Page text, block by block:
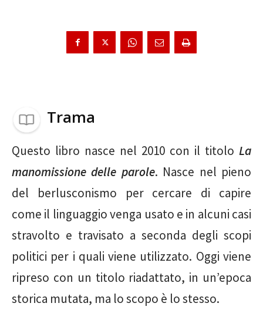
Trama
Questo libro nasce nel 2010 con il titolo La
manomissione delle parole. Nasce nel pieno
del berlusconismo per cercare di capire
come il linguaggio venga usato e in alcuni casi
stravolto e travisato a seconda degli scopi
politici per i quali viene utilizzato. Oggi viene
ripreso con un titolo riadattato, in un’epoca
storica mutata, ma lo scopo è lo stesso.